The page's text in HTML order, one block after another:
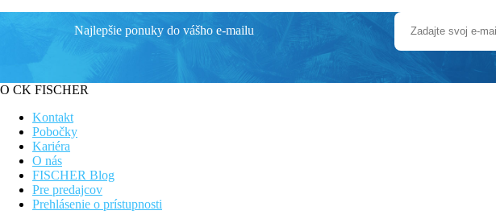
Najlepšie ponuky do vášho e-mailu
O CK FISCHER
Kontakt
Pobočky
Kariéra
O nás
FISCHER Blog
Pre predajcov
Prehlásenie o prístupnosti